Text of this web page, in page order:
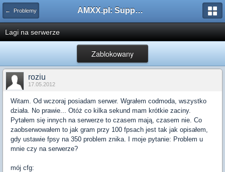
← Problemy AMXX.pl: Support AMX Mod X i SourceMod
Lagi na serwerze
Zablokowany
roziu
17.05.2012
Witam. Od wczoraj posiadam serwer. Wgrałem codmoda, wszystko
działa. No prawie... Otóż co kilka sekund mam krótkie zaciny.
Pytałem się innych na serwerze to czasem mają, czasem nie. Co
zaobserwowałem to jak gram przy 100 fpsach jest tak jak opisałem,
gdy ustawie fpsy na 350 problem znika. I moje pytanie: Problem u
mnie czy na serwerze?
mój cfg: